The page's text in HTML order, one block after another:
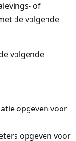
of
de volgende
volgende
opgeven voor
opgeven voor